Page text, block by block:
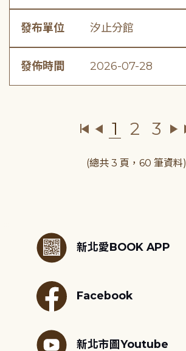
發布單位 汐止分館
發佈時間 2026-07-28
1 2 3
(總共 3 頁，60 筆資料)
新北愛BOOK APP
Facebook
新北市圖Youtube